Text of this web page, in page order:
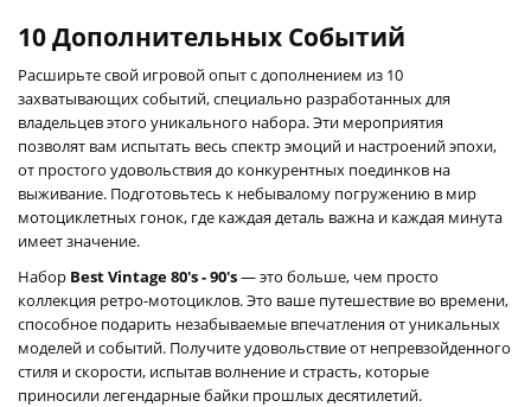
10 Дополнительных Событий
Расширьте свой игровой опыт с дополнением из 10
захватывающих событий, специально разработанных для
владельцев этого уникального набора. Эти мероприятия
позволят вам испытать весь спектр эмоций и настроений эпохи,
от простого удовольствия до конкурентных поединков на
выживание. Подготовьтесь к небывалому погружению в мир
мотоциклетных гонок, где каждая деталь важна и каждая минута
имеет значение.
Набор Best Vintage 80's - 90's— это больше, чем просто
коллекция ретро-мотоциклов. Это ваше путешествие во времени,
способное подарить незабываемые впечатления от уникальных
моделей и событий. Получите удовольствие от непревзойденного
стиля и скорости, испытав волнение и страсть, которые
приносили легендарные байки прошлых десятилетий.